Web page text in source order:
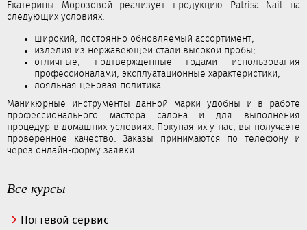
Екатерины Морозовой реализует продукцию Patrisa Nail на
следующих условиях:
широкий, постоянно обновляемый ассортимент;
изделия из нержавеющей стали высокой пробы;
отличные, подтвержденные годами использования
профессионалами, эксплуатационные характеристики;
лояльная ценовая политика.
Маникюрные инструменты данной марки удобны и в работе
профессионального мастера салона и для выполнения
процедур в домашних условиях. Покупая их у нас, вы получаете
проверенное качество. Заказы принимаются по телефону и
через онлайн-форму заявки.
Все курсы
Ногтевой сервис